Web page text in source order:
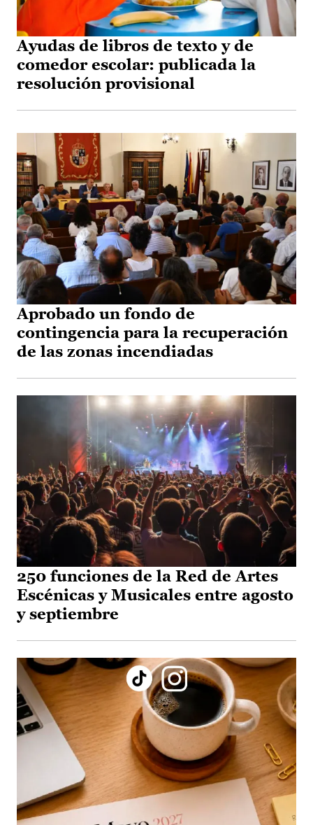
Ayudas de libros de texto y de
comedor escolar: publicada la
resolución provisional
Aprobado un fondo de
contingencia para la recuperación
de las zonas incendiadas
250 funciones de la Red de Artes
Escénicas y Musicales entre agosto
y septiembre